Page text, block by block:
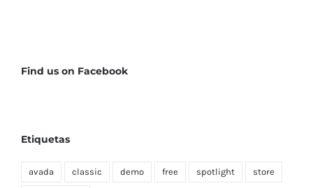
Find us on Facebook
Etiquetas
avada classic demo free spotlight store